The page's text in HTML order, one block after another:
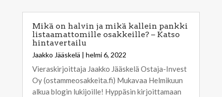
Mikä on halvin ja mikä kallein pankki
listaamattomille osakkeille? – Katso
hintavertailu
Jaakko Jääskelä | helmi 6, 2022
Vieraskirjoittaja Jaakko Jääskelä Ostaja-Invest
Oy (ostammeosakkeita.fi) Mukavaa Helmikuun
alkua blogin lukijoille! Hyppäsin kirjoittamaan